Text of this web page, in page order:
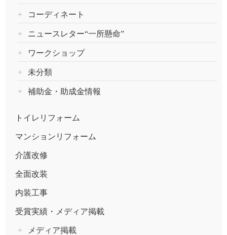
コーディネート
ニュースレター“一所懸命”
ワークショップ
未分類
補助金・助成金情報
トイレリフォーム
マンションリフォーム
介護改修
全面改装
内装工事
受賞実績・メディア掲載
メディア掲載